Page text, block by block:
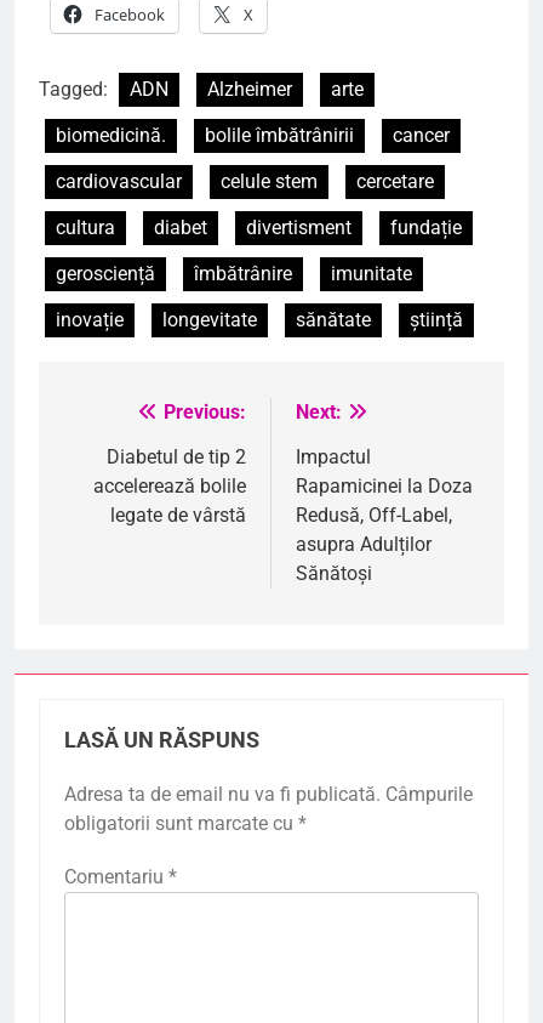
Facebook X
Tagged: ADN Alzheimer
arte
biomedicină.
bolile îmbătrânirii
cancer
cardiovascular
celule stem
cercetare
cultura
diabet divertisment
fundație
gerosciență
îmbătrânire
imunitate
inovație
longevitate sănătate știință
Navigare
articole
Previous:
Diabetul de tip 2
accelerează bolile
legate de vârstă
Next:
Impactul
Rapamicinei la Doza
Redusă, Off-Label,
asupra Adulților
Sănătoși
LASĂ UN RĂSPUNS
Adresa ta de email nu va fi publicată. Câmpurile
obligatorii sunt marcate cu *
Comentariu *